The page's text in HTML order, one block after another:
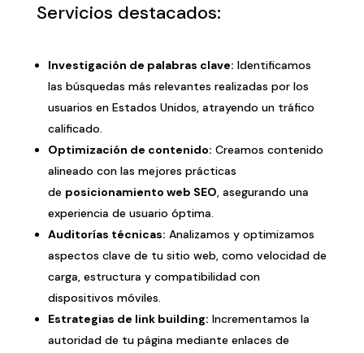
Servicios destacados:
Investigación de palabras clave: Identificamos
las búsquedas más relevantes realizadas por los
usuarios en Estados Unidos, atrayendo un tráfico
calificado.
Optimización de contenido: Creamos contenido
alineado con las mejores prácticas
de posicionamiento web SEO, asegurando una
experiencia de usuario óptima.
Auditorías técnicas: Analizamos y optimizamos
aspectos clave de tu sitio web, como velocidad de
carga, estructura y compatibilidad con
dispositivos móviles.
Estrategias de link building: Incrementamos la
autoridad de tu página mediante enlaces de